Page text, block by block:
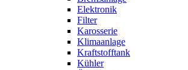
Elektronik
Filter
Karosserie
Klimaanlage
Kraftstofftank
Kühler